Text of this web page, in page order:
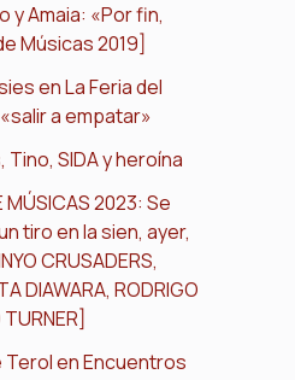
y Amaia: «Por fin,
Músicas 2019]
en La Feria del
a empatar»
SIDA y heroína
MÚSICAS 2023: Se
tiro en la sien, ayer,
CRUSADERS,
DIAWARA, RODRIGO
Terol en Encuentros